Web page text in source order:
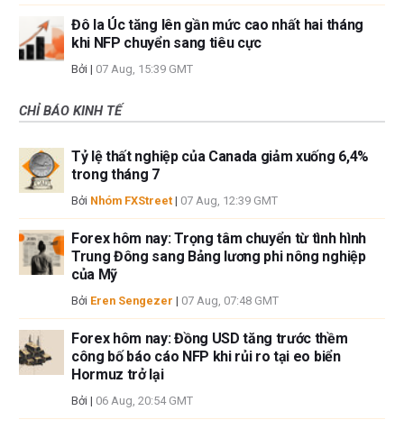
Đô la Úc tăng lên gần mức cao nhất hai tháng
khi NFP chuyển sang tiêu cực
Bởi | 07 Aug, 15:39 GMT
CHỈ BÁO KINH TẾ
Tỷ lệ thất nghiệp của Canada giảm xuống 6,4%
trong tháng 7
Bởi Nhóm FXStreet | 07 Aug, 12:39 GMT
Forex hôm nay: Trọng tâm chuyển từ tình hình
Trung Đông sang Bảng lương phi nông nghiệp
của Mỹ
Bởi Eren Sengezer | 07 Aug, 07:48 GMT
Forex hôm nay: Đồng USD tăng trước thềm
công bố báo cáo NFP khi rủi ro tại eo biển
Hormuz trở lại
Bởi | 06 Aug, 20:54 GMT